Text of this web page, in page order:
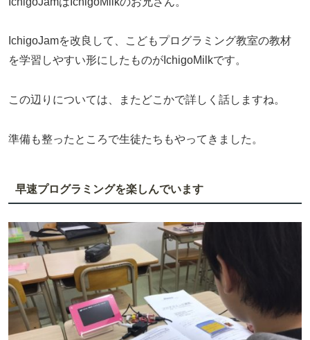
IchigoJamを改良して、こどもプログラミング教室の教材
を学習しやすい形にしたものがIchigoMilkです。
この辺りについては、またどこかで詳しく話しますね。
準備も整ったところで生徒たちもやってきました。
早速プログラミングを楽しんでいます